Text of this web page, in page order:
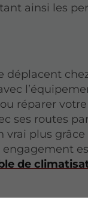
ainsi les
déplacent
réparer votre
ses routes
vrai plus grâce
de